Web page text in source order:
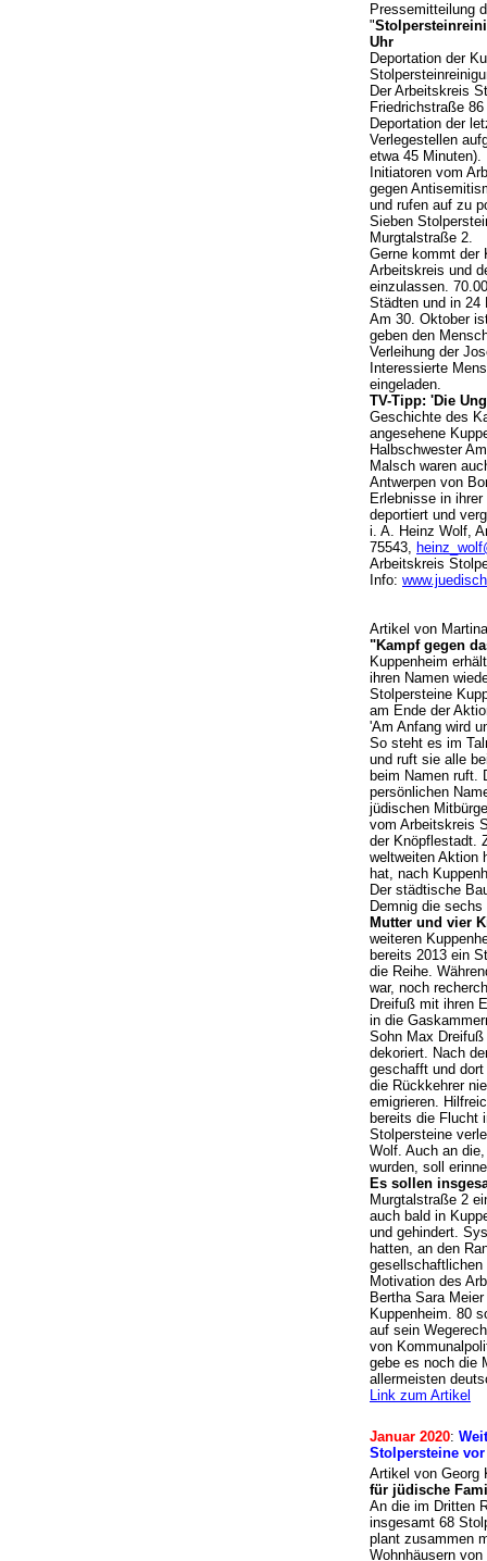
Pressemitteilung
"
Uhr
Deportation der
Der Arbeitskreis
Friedrichstraße
Deportation der
Verlegestellen
etwa 45
Initiatoren vom
gegen
und rufen auf zu
Sieben
Murgtalstraße 2.
Gerne kommt der
Arbeitskreis und
einzulassen.
Städten und in 24
Am 30. Oktober
geben den
Verleihung der
Interessierte
eingeladen.
TV-Tipp: 'Die
Geschichte des
angesehene
Halbschwester
Malsch waren
Antwerpen von
Erlebnisse in
deportiert und
i. A. Heinz Wolf,
75543,
Arbeitskreis
Info:
Artikel von
"Kampf gegen
Kuppenheim
ihren Namen
Stolpersteine
am Ende der
'Am Anfang wird
So steht es im
und ruft sie alle
beim Namen ruft.
persönlichen
jüdischen
vom Arbeitskreis
der Knöpflestadt.
weltweiten Aktion
hat, nach
Der städtische
Demnig die
Mutter und vier
weiteren
bereits 2013 ein
die Reihe.
war, noch
Dreifuß mit ihren
in die
Sohn Max
dekoriert. Nach
geschafft und
die Rückkehrer
emigrieren.
bereits die Flucht
Stolpersteine
Wolf. Auch an
wurden, soll
Es sollen
Murgtalstraße 2
auch bald in
und gehindert.
hatten, an den
Motivation des
Bertha Sara
Kuppenheim. 80
auf sein
von
gebe es noch die
allermeisten
Link zum Artikel
Januar 2020:
Stolpersteine
Artikel von Georg
für jüdische
An die im Dritten
insgesamt 68
plant zusammen
Wohnhäusern